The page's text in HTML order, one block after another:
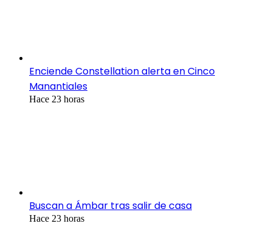
Enciende Constellation alerta en Cinco
Manantiales
Hace 23 horas
Buscan a Ámbar tras salir de casa
Hace 23 horas